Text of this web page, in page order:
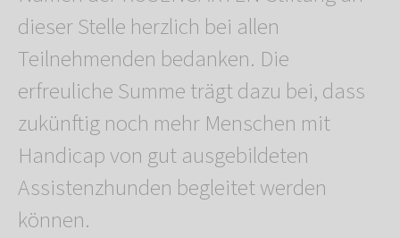
dieser Stelle herzlich bei allen
Teilnehmenden bedanken. Die
erfreuliche Summe trägt dazu bei, dass
zukünftig noch mehr Menschen mit
Handicap von gut ausgebildeten
Assistenzhunden begleitet werden
können.